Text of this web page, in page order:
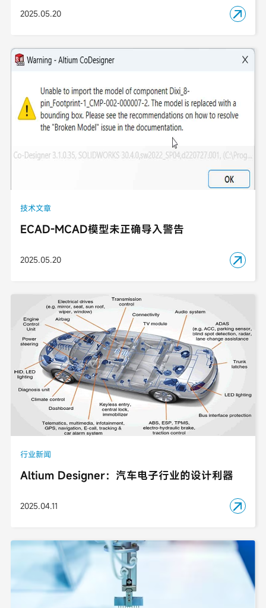
2025.05.20 
技术文章
ECAD-MCAD模型未正确导入警告
2025.05.20 
行业新闻
Altium Designer：汽车电子行业的设计利器
2025.04.11 